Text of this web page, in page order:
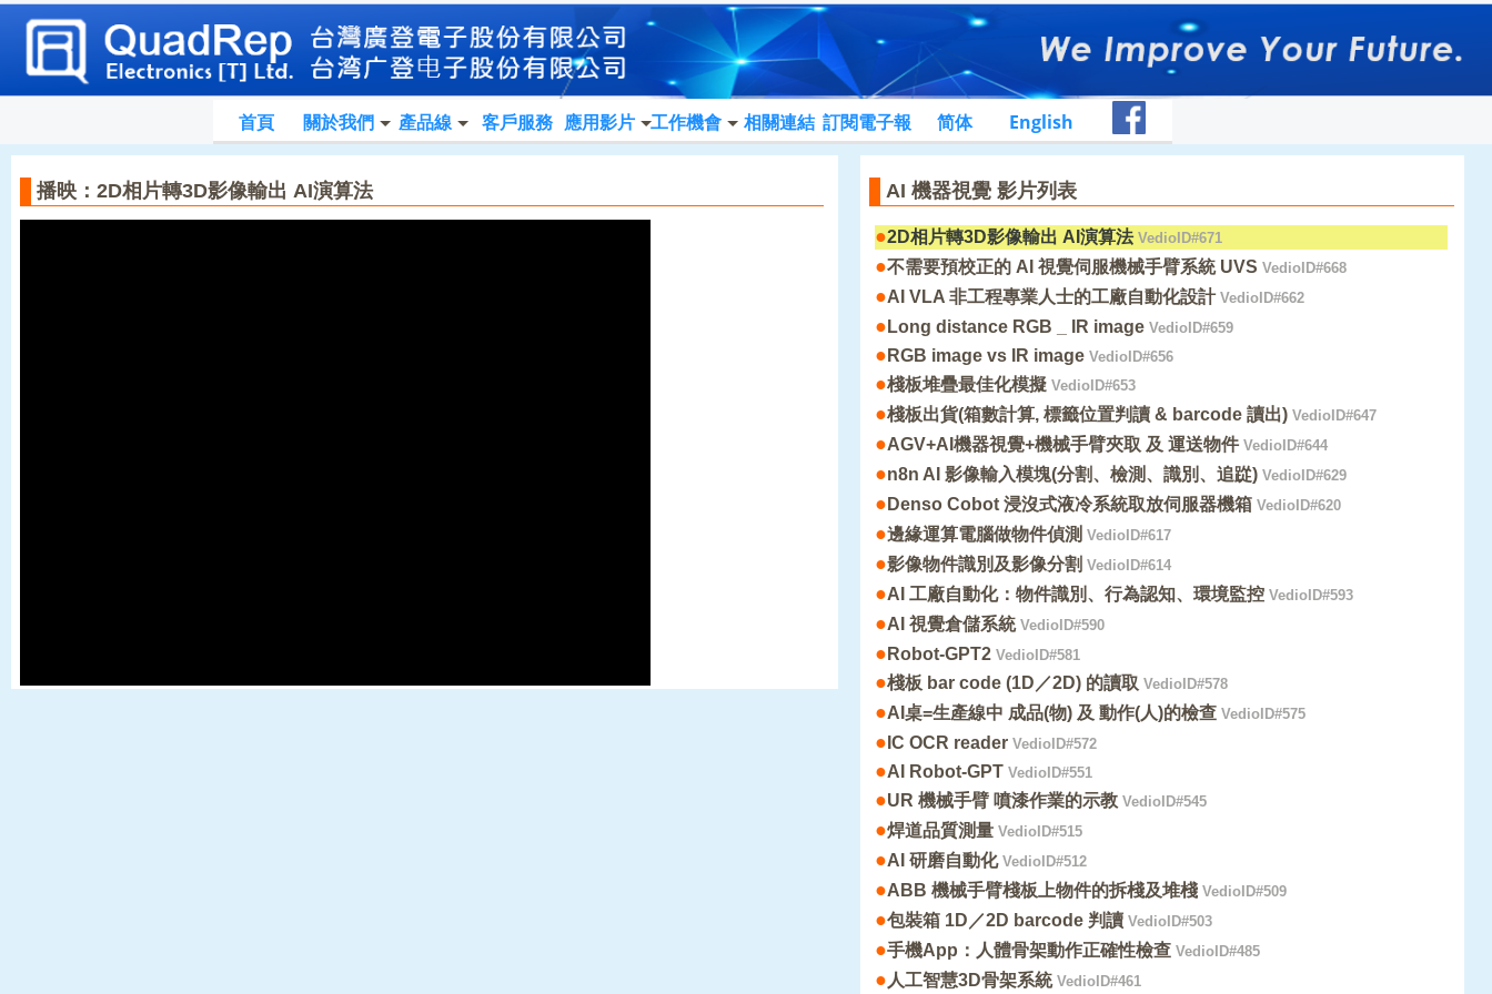
首頁 關於我們 產品線 客戶服務 應用影片 工作機會 相關連結 訂閱電子報 简体 English
播映：2D相片轉3D影像輸出 AI演算法 AI 機器視覺 影片列表
●2D相片轉3D影像輸出 AI演算法VedioID#671
●不需要預校正的 AI 視覺伺服機械手臂系統 UVS VedioID#668
●AI VLA 非工程專業人士的工廠自動化設計VedioID#662
● Long distance RGB _ IR image VedioID#659
● RGB image vs IR image VedioID#656
●棧板堆疊最佳化模擬 VedioID#653
●棧板出貨(箱數計算, 標籤位置判讀 & barcode 讀出) VedioID#647
●AGV+AI機器視覺+機械手臂夾取 及 運送物件VedioID#644
●n8n AI 影像輸入模塊(分割、檢測、識別、追踨) VedioID#629
● Denso Cobot 浸沒式液冷系統取放伺服器機箱 VedioID#620
●邊緣運算電腦做物件偵測 VedioID#617
●影像物件識別及影像分割 VedioID#614
●AI 工廠自動化：物件識別、行為認知、環境監控 VedioID#593
●AI 視覺倉儲系統VedioID#590
● Robot-GPT2 VedioID#581
●棧板 bar code (1D／2D) 的讀取 VedioID#578
●AI桌=生產線中 成品(物) 及 動作(人)的檢查 VedioID#575
● IC OCR reader VedioID#572
●AI Robot-GPT VedioID#551
●UR 機械手臂 噴漆作業的示教 VedioID#545
●焊道品質測量 VedioID#515
●AI 研磨自動化VedioID#512
●ABB 機械手臂棧板上物件的拆棧及堆棧 VedioID#509
●包裝箱 1D／2D barcode 判讀 VedioID#503
●手機App：人體骨架動作正確性檢查 VedioID#485
● 人工智慧3D骨架系統VedioID#461